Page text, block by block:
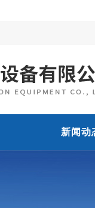
新闻动